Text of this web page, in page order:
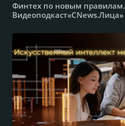
Финтех по новым правилам.
Видеоподкаст«CNews.Лица»